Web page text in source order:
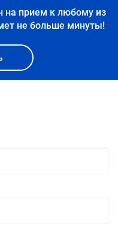
на прием к любому из
не больше минуты!